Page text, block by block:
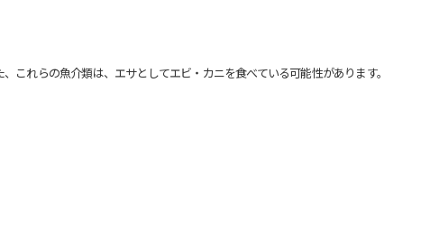
れらの魚介類は、エサとしてエビ・カニを食べている可能性があります。